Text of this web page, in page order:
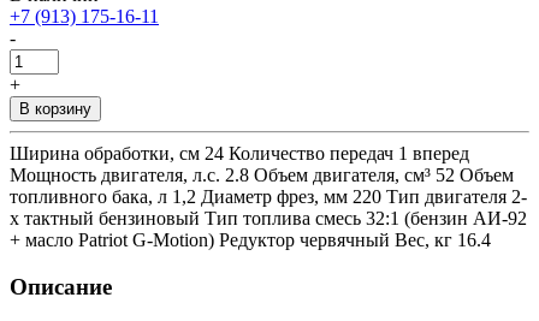
+7 (913) 175-16-11
-
+
В корзину
Ширина обработки, см 24 Количество передач 1 вперед
Мощность двигателя, л.с. 2.8 Объем двигателя, см³ 52 Объем
топливного бака, л 1,2 Диаметр фрез, мм 220 Тип двигателя 2-
х тактный бензиновый Тип топлива смесь 32:1 (бензин АИ-92
+ масло Patriot G-Motion) Редуктор червячный Вес, кг 16.4
Описание